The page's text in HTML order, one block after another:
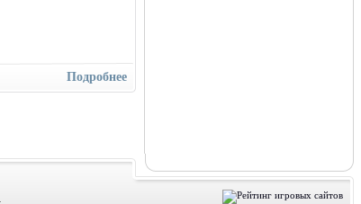
Подробнее